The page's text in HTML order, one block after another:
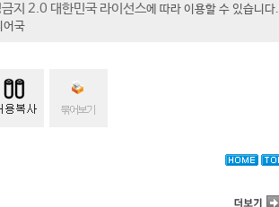
지 2.0 대한민국 라이선스에 따라 이용할 수 있습니다.
국